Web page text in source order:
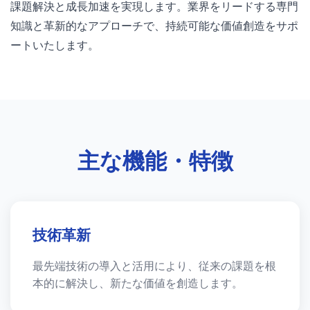
課題解決と成長加速を実現します。業界をリードする専門
知識と革新的なアプローチで、持続可能な価値創造をサポ
ートいたします。
主な機能・特徴
技術革新
最先端技術の導入と活用により、従来の課題を根
本的に解決し、新たな価値を創造します。